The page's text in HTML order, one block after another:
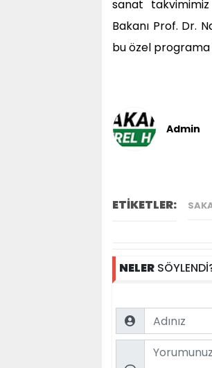
sanat
Bakanı Prof. Dr.
bu özel
Admin
ETİKETLER:
NELER
Name
Comment